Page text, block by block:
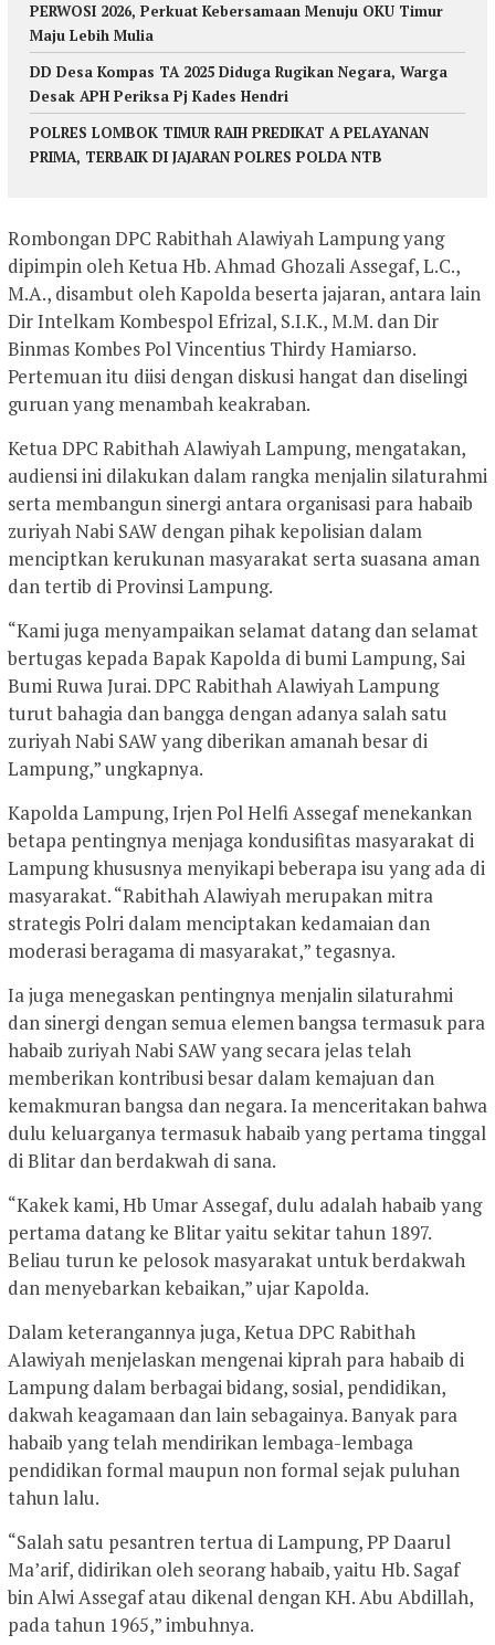
PERWOSI 2026, Perkuat Kebersamaan Menuju OKU Timur
Maju Lebih Mulia
DD Desa Kompas TA 2025 Diduga Rugikan Negara, Warga
Desak APH Periksa Pj Kades Hendri
POLRES LOMBOK TIMUR RAIH PREDIKAT A PELAYANAN
PRIMA, TERBAIK DI JAJARAN POLRES POLDA NTB
Rombongan DPC Rabithah Alawiyah Lampung yang
dipimpin oleh Ketua Hb. Ahmad Ghozali Assegaf, L.C.,
M.A., disambut oleh Kapolda beserta jajaran, antara lain
Dir Intelkam Kombespol Efrizal, S.I.K., M.M. dan Dir
Binmas Kombes Pol Vincentius Thirdy Hamiarso.
Pertemuan itu diisi dengan diskusi hangat dan diselingi
guruan yang menambah keakraban.
Ketua DPC Rabithah Alawiyah Lampung, mengatakan,
audiensi ini dilakukan dalam rangka menjalin silaturahmi
serta membangun sinergi antara organisasi para habaib
zuriyah Nabi SAW dengan pihak kepolisian dalam
menciptkan kerukunan masyarakat serta suasana aman
dan tertib di Provinsi Lampung.
“Kami juga menyampaikan selamat datang dan selamat
bertugas kepada Bapak Kapolda di bumi Lampung, Sai
Bumi Ruwa Jurai. DPC Rabithah Alawiyah Lampung
turut bahagia dan bangga dengan adanya salah satu
zuriyah Nabi SAW yang diberikan amanah besar di
Lampung,” ungkapnya.
Kapolda Lampung, Irjen Pol Helfi Assegaf menekankan
betapa pentingnya menjaga kondusifitas masyarakat di
Lampung khususnya menyikapi beberapa isu yang ada di
masyarakat. “Rabithah Alawiyah merupakan mitra
strategis Polri dalam menciptakan kedamaian dan
moderasi beragama di masyarakat,” tegasnya.
Ia juga menegaskan pentingnya menjalin silaturahmi
dan sinergi dengan semua elemen bangsa termasuk para
habaib zuriyah Nabi SAW yang secara jelas telah
memberikan kontribusi besar dalam kemajuan dan
kemakmuran bangsa dan negara. Ia menceritakan bahwa
dulu keluarganya termasuk habaib yang pertama tinggal
di Blitar dan berdakwah di sana.
“Kakek kami, Hb Umar Assegaf, dulu adalah habaib yang
pertama datang ke Blitar yaitu sekitar tahun 1897.
Beliau turun ke pelosok masyarakat untuk berdakwah
dan menyebarkan kebaikan,” ujar Kapolda.
Dalam keterangannya juga, Ketua DPC Rabithah
Alawiyah menjelaskan mengenai kiprah para habaib di
Lampung dalam berbagai bidang, sosial, pendidikan,
dakwah keagamaan dan lain sebagainya. Banyak para
habaib yang telah mendirikan lembaga-lembaga
pendidikan formal maupun non formal sejak puluhan
tahun lalu.
“Salah satu pesantren tertua di Lampung, PP Daarul
Ma’arif, didirikan oleh seorang habaib, yaitu Hb. Sagaf
bin Alwi Assegaf atau dikenal dengan KH. Abu Abdillah,
pada tahun 1965,” imbuhnya.